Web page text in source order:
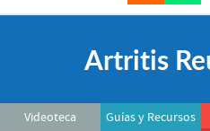
Artritis
Videoteca Guías y Recursos